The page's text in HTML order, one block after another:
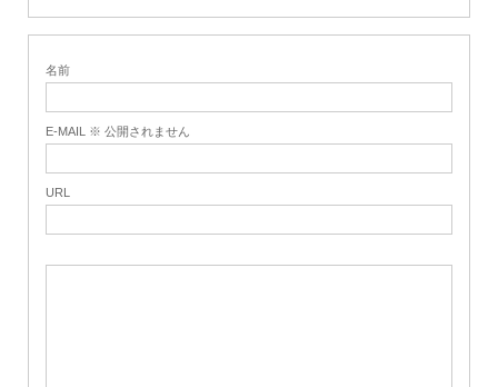
名前
E-MAIL ※ 公開されません
URL